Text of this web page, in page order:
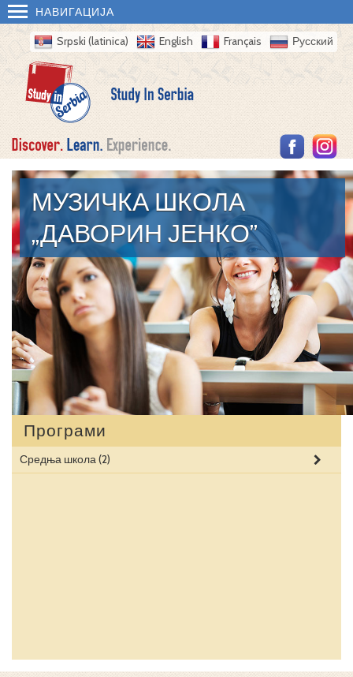
НАВИГАЦИЈА
Srpski (latinica) English Français Русский
МУЗИЧКА ШКОЛА
„ДАВОРИН ЈЕНКО”
Програми
Средња школа(2)